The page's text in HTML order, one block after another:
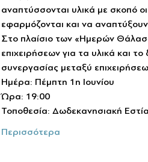
αναπτύσσονται υλικά με σκοπό
εφαρμόζονται και να αναπτύξουν
Στο πλαίσιο των «Ημερών
επιχειρήσεων για τα υλικά και
συνεργασίας μεταξύ
Ημέρα: Πέμπτη 1η Ιουνίου
Ώρα: 19:00
Τοποθεσία: Δωδεκανησιακή
Περισσότερα